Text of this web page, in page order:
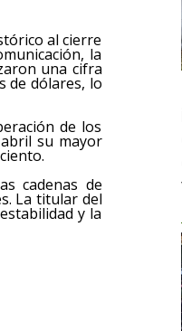
al cierre
la
una cifra
de dólares, lo
de los
su mayor
cadenas de
La titular del
y la